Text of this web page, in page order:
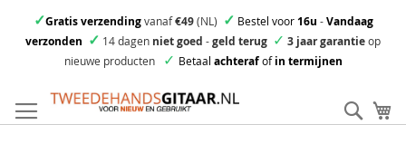
✓Gratis verzendingvanaf€49(NL) ✓ Bestel voor16u -Vandaag
verzonden ✓ 14 dagen niet goed -geld terug ✓ 3 jaar garantieop
nieuwe producten
✓ Betaal achterafofin termijnen
direct
door